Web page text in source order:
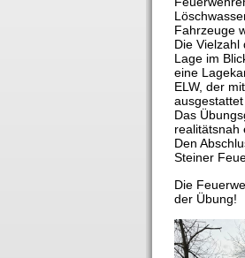
Fahrzeuge
Die
Lage im
eine
ELW, der
ausgestattet
Das
realitätsnah
Den
Steiner
Die
der Übung!